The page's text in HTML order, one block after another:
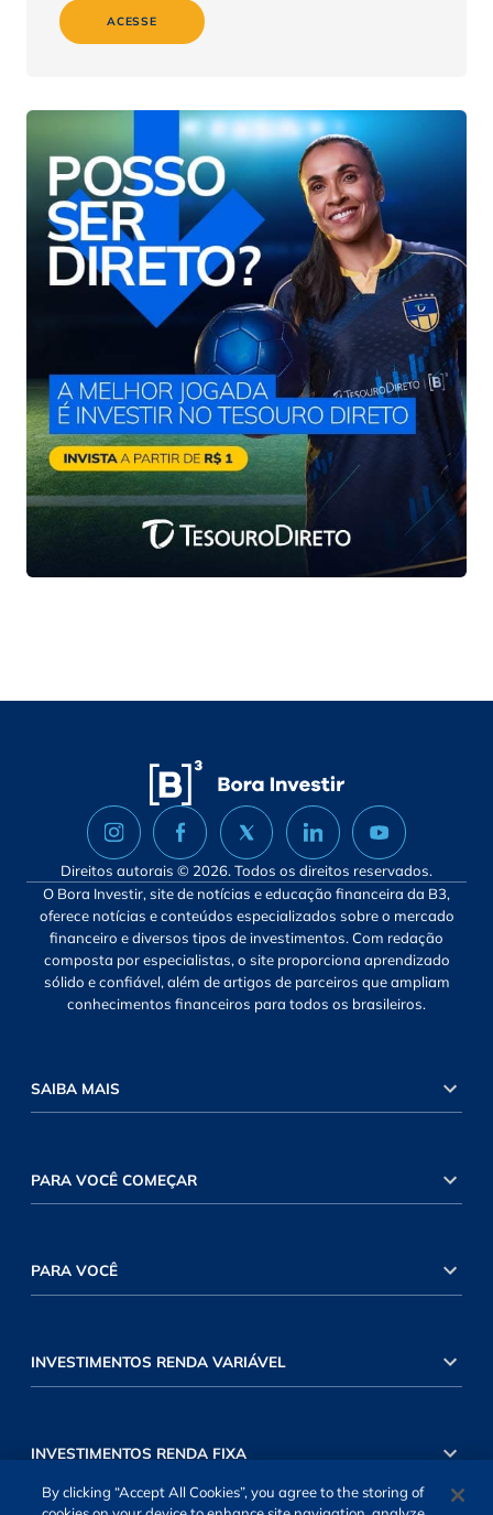
ACESSE
Direitos autorais © 2026. Todos os direitos reservados.
O Bora Investir, site de notícias e educação financeira da B3,
oferece notícias e conteúdos especializados sobre o mercado
financeiro e diversos tipos de investimentos. Com redação
composta por especialistas, o site proporciona aprendizado
sólido e confiável, além de artigos de parceiros que ampliam
conhecimentos financeiros para todos os brasileiros.
SAIBA MAIS
PARA VOCÊ COMEÇAR
PARA VOCÊ
INVESTIMENTOS RENDA VARIÁVEL
INVESTIMENTOS RENDA FIXA
By clicking “Accept All Cookies”, you agree to the storing of